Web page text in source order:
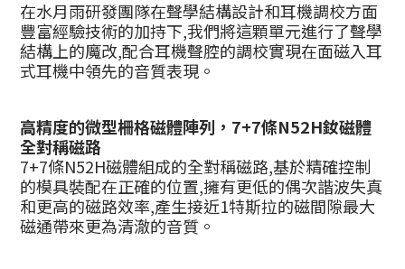
在水月雨研發團隊在聲學結構設計和耳機調校方面
豐富經驗技術的加持下,我們將這顆單元進行了聲學
結構上的魔改,配合耳機聲腔的調校實現在面磁入耳
式耳機中領先的音質表現。
高精度的微型柵格磁體陣列 ，7+7條N52H釹磁體
全對稱磁路
7+7條N52H磁體組成的全對稱磁路,基於精確控制
的模具裝配在正確的位置,擁有更低的偶次諧波失真
和更高的磁路效率,產生接近1特斯拉的磁間隙最大
磁通帶來更為清澈的音質。